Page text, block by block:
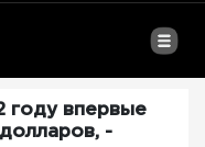
году впервые
-